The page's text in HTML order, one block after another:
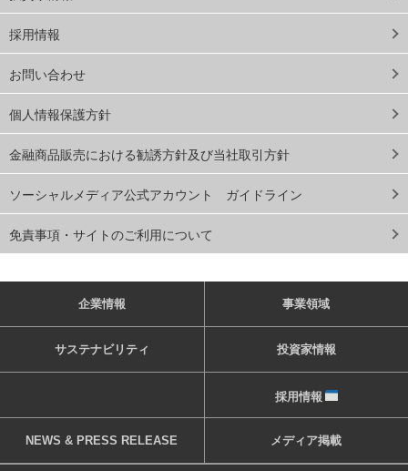
採用情報
お問い合わせ
個人情報保護方針
金融商品販売における勧誘方針及び当社取引方針
ソーシャルメディア公式アカウント ガイドライン
免責事項・サイトのご利用について
企業情報 事業領域
サステナビリティ 投資家情報
採用情報
NEWS & PRESS RELEASE メディア掲載